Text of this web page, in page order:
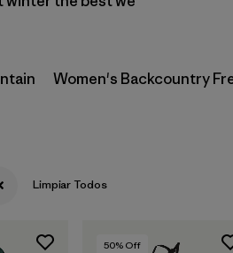
Women's Backcountry
Limpiar Todos
50% Off